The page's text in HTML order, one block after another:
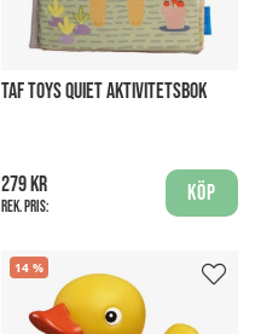
TAF TOYS QUIET AKTIVITETSBOK
279 kr
Rek. pris:
Köp
14